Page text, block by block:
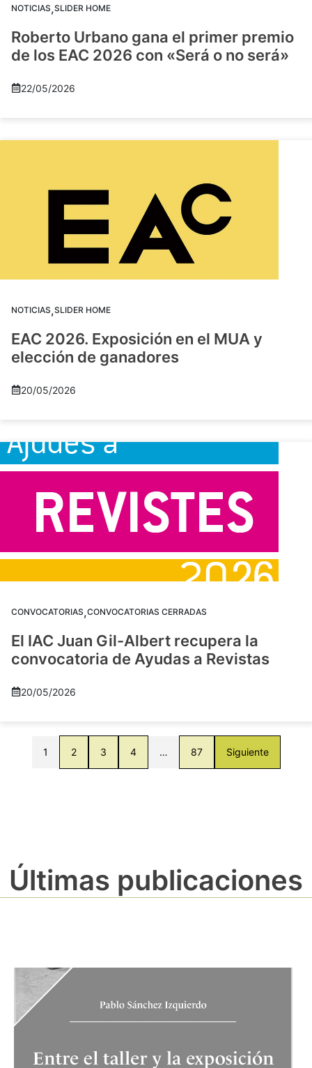
NOTICIAS,SLIDER HOME
Roberto Urbano gana el primer premio
de los EAC 2026 con «Será o no será»
22/05/2026
NOTICIAS,SLIDER HOME
EAC 2026. Exposición en el MUA y
elección de ganadores
20/05/2026
CONVOCATORIAS,CONVOCATORIAS CERRADAS
El IAC Juan Gil-Albert recupera la
convocatoria de Ayudas a Revistas
20/05/2026
1 2 3 4 … 87 Siguiente
Últimas publicaciones